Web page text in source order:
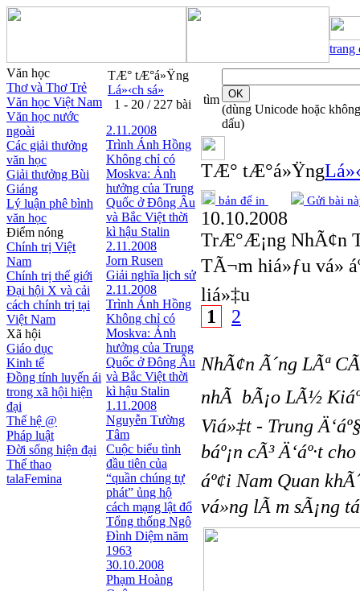
trang
Văn học
Thơ và Thơ Trẻ
Văn học Việt Nam
Văn học nước
ngoài
Các giải thưởng
văn học
Giải thưởng Bùi
Giáng
Lý luận phê bình
văn học
Điểm nóng
Chính trị Việt
Nam
Chính trị thế giới
Đại hội X và cải
cách chính trị tại
Việt Nam
Xã hội
Giáo dục
Kinh tế
Đồng tính luyến ái
trong xã hội hiện
đại
Thế hệ @
Pháp luật
Đời sống hiện đại
Thể thao
talaFemina
TÆ° tÆ°á»Ÿng
Lá»‹ch sá»­
1 - 20 / 227 bài
2.11.2008
Trình Ánh Hồng
Không chỉ có
Moskva: Ảnh
hưởng của Trung
Quốc ở Đông Âu
và Bắc Việt thời
kì hậu Stalin
2.11.2008
Jorn Rusen
Giải nghĩa lịch sử
2.11.2008
Trình Ánh Hồng
Không chỉ có
Moskva: Ảnh
hưởng của Trung
Quốc ở Đông Âu
và Bắc Việt thời
kì hậu Stalin
1.11.2008
Nguyễn Tường
Tâm
Cuộc biểu tình
đầu tiên của
“quần chúng tự
phát” ủng hộ
cách mạng lật đổ
Tổng thống Ngô
Đình Diệm năm
1963
30.10.2008
Phạm Hoàng
tìm
(dùng Unicode hoặc không
dấu)
TÆ° tÆ°á»Ÿng
bản để in Gửi bài
10.10.2008
TrÆ°Æ¡ng NhÃ¢n
TÃ¬m hiá»ƒu vá»
liá»‡u
1
2
NhÃ¢n Ã´ng LÃª
nhÃ bÃ¡o LÃ½
Viá»‡t - Trung
báº¡n cÃ³ Ä‘áº·t
áº¢i Nam Quan
vá»ng lÃ m sÃ¡ng